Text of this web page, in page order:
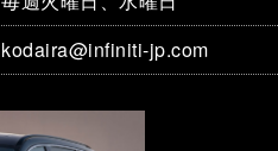
kodaira@infiniti-jp.com